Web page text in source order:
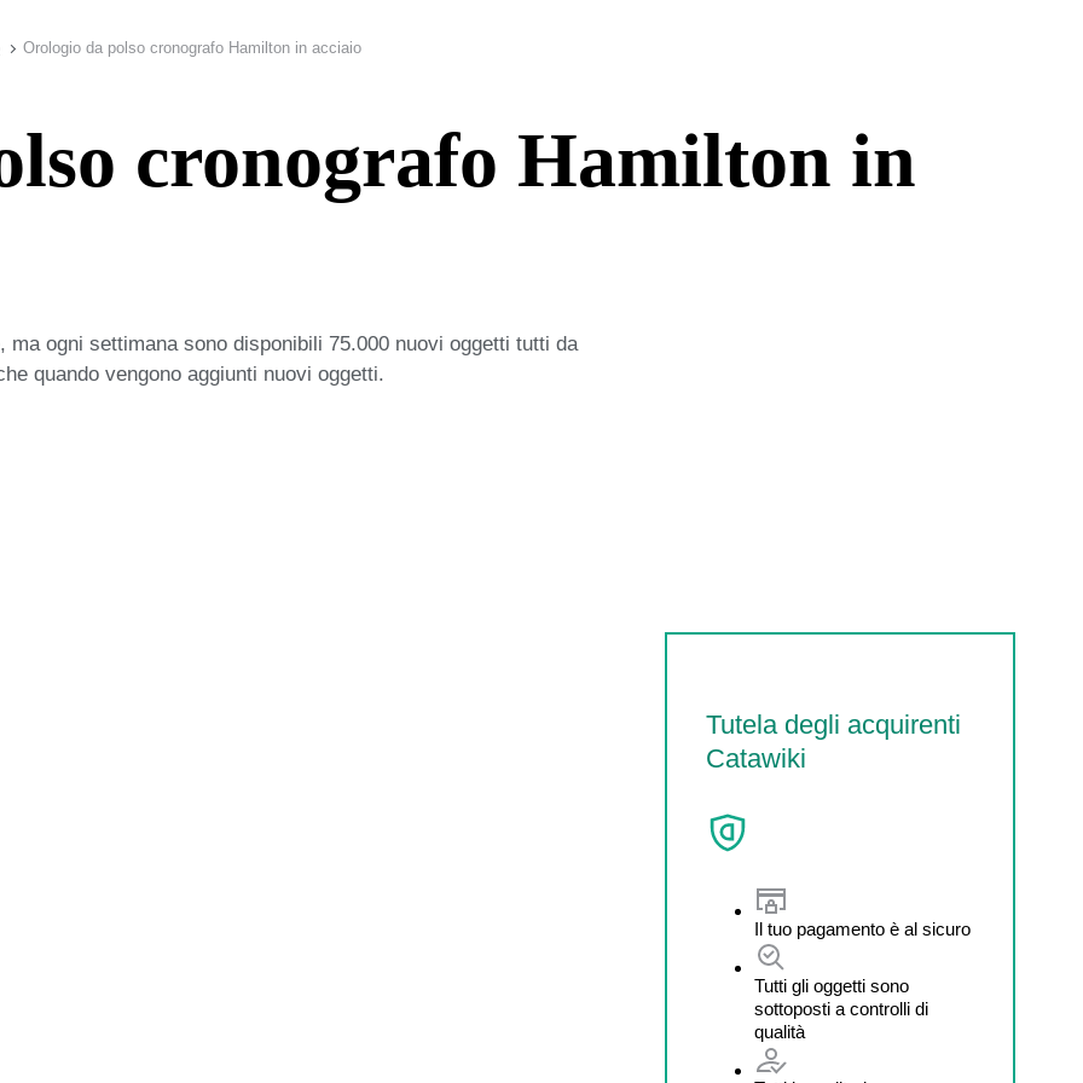
Orologio da polso cronografo Hamilton in acciaio
cronografo Hamilton in
ogni settimana sono disponibili 75.000 nuovi oggetti tutti da
quando vengono aggiunti nuovi oggetti.
Tutela degli acquirenti
Catawiki
Il tuo pagamento è al sicuro
Tutti gli oggetti sono
sottoposti a controlli di
qualità